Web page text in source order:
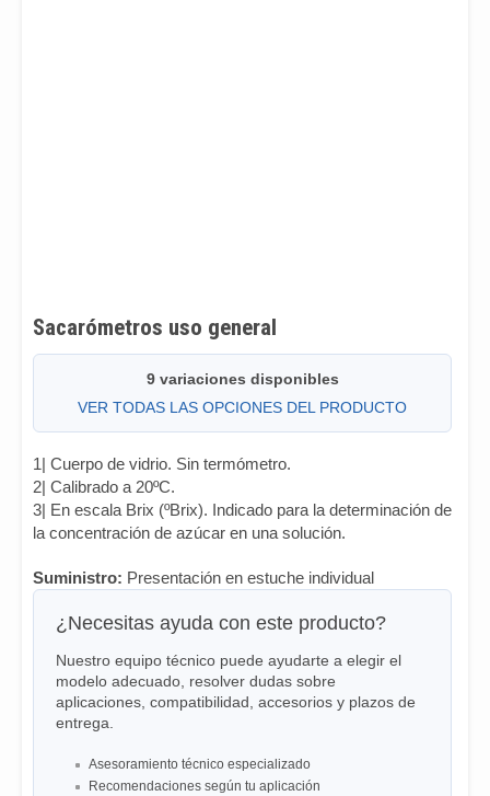
Sacarómetros uso general
9 variaciones disponibles
VER TODAS LAS OPCIONES DEL PRODUCTO
1| Cuerpo de vidrio. Sin termómetro.
2| Calibrado a 20ºC.
3| En escala Brix (ºBrix). Indicado para la determinación de
la concentración de azúcar en una solución.
Suministro: Presentación en estuche individual
¿Necesitas ayuda con este producto?
Nuestro equipo técnico puede ayudarte a elegir el
modelo adecuado, resolver dudas sobre
aplicaciones, compatibilidad, accesorios y plazos de
entrega.
Asesoramiento técnico especializado
Recomendaciones según tu aplicación